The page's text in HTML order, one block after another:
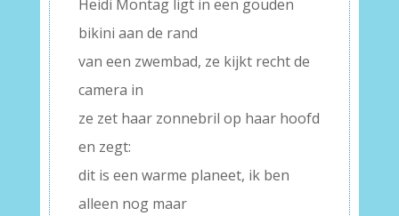
Heidi Montag ligt in een gouden
bikini aan de rand
van een zwembad, ze kijkt recht de
camera in
ze zet haar zonnebril op haar hoofd
en zegt:
dit is een warme planeet, ik ben
alleen nog maar